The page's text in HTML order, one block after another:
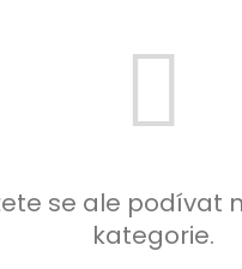
se ale podívat
kategorie.